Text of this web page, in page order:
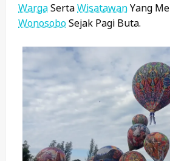
WargaSertaWisatawanYang
WonosoboSejak Pagi Buta.